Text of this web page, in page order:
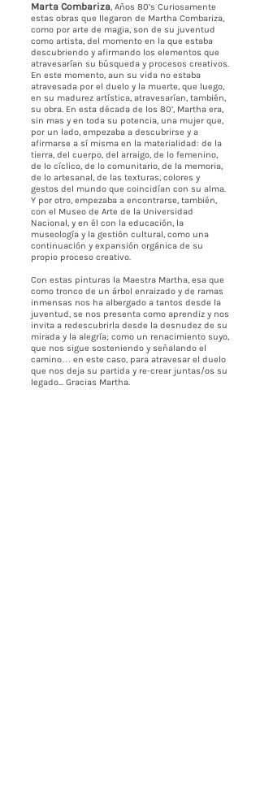
Marta Combariza, Años 80’s Curiosamente
estas obras que llegaron de Martha Combariza,
como por arte de magia, son de su juventud
como artista, del momento en la que estaba
descubriendo y afirmando los elementos que
atravesarían su búsqueda y procesos creativos.
En este momento, aun su vida no estaba
atravesada por el duelo y la muerte, que luego,
en su madurez artística, atravesarían, también,
su obra. En esta década de los 80’, Martha era,
sin mas y en toda su potencia, una mujer que,
por un lado, empezaba a descubrirse y a
afirmarse a sí misma en la materialidad: de la
tierra, del cuerpo, del arraigo, de lo femenino,
de lo cíclico, de lo comunitario, de la memoria,
de lo artesanal, de las texturas, colores y
gestos del mundo que coincidían con su alma.
Y por otro, empezaba a encontrarse, también,
con el Museo de Arte de la Universidad
Nacional, y en él con la educación, la
museología y la gestión cultural, como una
continuación y expansión orgánica de su
propio proceso creativo.
Con estas pinturas la Maestra Martha, esa que
como tronco de un árbol enraizado y de ramas
inmensas nos ha albergado a tantos desde la
juventud, se nos presenta como aprendiz y nos
invita a redescubrirla desde la desnudez de su
mirada y la alegría; como un renacimiento suyo,
que nos sigue sosteniendo y señalando el
camino… en este caso, para atravesar el duelo
que nos deja su partida y re-crear juntas/os su
legado... Gracias Martha.